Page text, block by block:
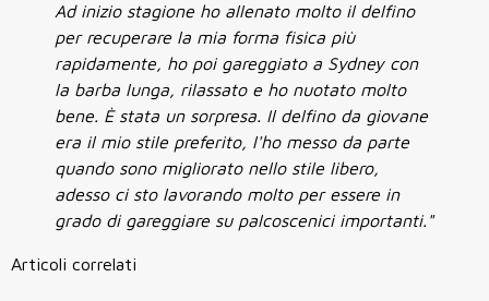
Ad inizio stagione ho allenato molto il delfino
per recuperare la mia forma fisica più
rapidamente, ho poi gareggiato a Sydney con
la barba lunga, rilassato e ho nuotato molto
bene. È stata un sorpresa. Il delfino da giovane
era il mio stile preferito, l'ho messo da parte
quando sono migliorato nello stile libero,
adesso ci sto lavorando molto per essere in
grado di gareggiare su palcoscenici importanti."
Articoli correlati